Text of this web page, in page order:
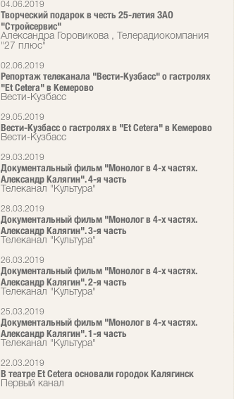
04.06.2019
Творческий подарок в честь 25-летия ЗАО
"Стройсервис"
Александра Горовикова , Телерадиокомпания
"27 плюс"
02.06.2019
Репортаж телеканала "Вести-Кузбасс" о гастролях
"Et Cetera" в Кемерово
Вести-Кузбасс
29.05.2019
Вести-Кузбасс о гастролях в "Et Cetera" в Кемерово
Вести-Кузбасс
29.03.2019
Документальный фильм "Монолог в 4-х частях.
Александр Калягин". 4-я часть
Телеканал "Культура"
28.03.2019
Документальный фильм "Монолог в 4-х частях.
Александр Калягин". 3-я часть
Телеканал "Культура"
26.03.2019
Документальный фильм "Монолог в 4-х частях.
Александр Калягин". 2-я часть
Телеканал "Культура"
25.03.2019
Документальный фильм "Монолог в 4-х частях.
Александр Калягин". 1-я часть
Телеканал "Культура"
22.03.2019
В театре Et Cetera основали городок Калягинск
Первый канал